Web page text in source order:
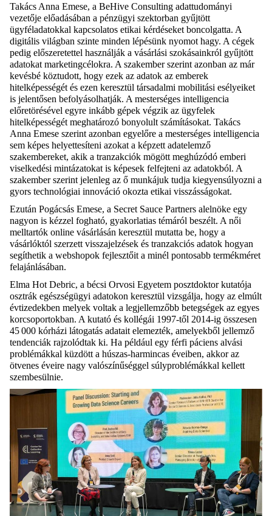
Takács Anna Emese, a BeHive Consulting adattudományi
vezetője előadásában a pénzügyi szektorban gyűjtött
ügyféladatokkal kapcsolatos etikai kérdéseket boncolgatta. A
digitális világban szinte minden lépésünk nyomot hagy. A cégek
pedig előszeretettel használják a vásárlási szokásainkról gyűjtött
adatokat marketingcélokra. A szakember szerint azonban az már
kevésbé köztudott, hogy ezek az adatok az emberek
hitelképességét és ezen keresztül társadalmi mobilitási esélyeiket
is jelentősen befolyásolhatják. A mesterséges intelligencia
előretörésével egyre inkább gépek végzik az ügyfelek
hitelképességét meghatározó bonyolult számításokat. Takács
Anna Emese szerint azonban egyelőre a mesterséges intelligencia
sem képes helyettesíteni azokat a képzett adatelemző
szakembereket, akik a tranzakciók mögött meghúzódó emberi
viselkedési mintázatokat is képesek felfejteni az adatokból. A
szakember szerint jelenleg az ő munkájuk tudja kiegyensúlyozni a
gyors technológiai innováció okozta etikai visszásságokat.
Ezután Pogácsás Emese, a Secret Sauce Partners alelnöke egy
nagyon is kézzel fogható, gyakorlatias témáról beszélt. A női
melltartók online vásárlásán keresztül mutatta be, hogy a
vásárlóktól szerzett visszajelzések és tranzakciós adatok hogyan
segíthetik a webshopok fejlesztőit a minél pontosabb termékméret
felajánlásában.
Elma Hot Debric, a bécsi Orvosi Egyetem posztdoktor kutatója
osztrák egészségügyi adatokon keresztül vizsgálja, hogy az elmúlt
évtizedekben melyek voltak a legjellemzőbb betegségek az egyes
korcsoportokban. A kutató és kollégái 1997-től 2014-ig összesen
45 000 kórházi látogatás adatait elemezték, amelyekből jellemző
tendenciák rajzolódtak ki. Ha például egy férfi páciens alvási
problémákkal küzdött a húszas-harmincas éveiben, akkor az
ötvenes éveire nagy valószínűséggel súlyproblémákkal kellett
szembesülnie.